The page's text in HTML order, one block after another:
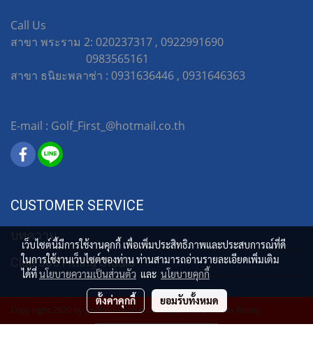
Call Us
สาขา พระราม 2: 020237317 , 0922991690
0983565161
สาขา ธนิยะพลาซ่า : 0931636446 , 0931646363
E-mail : Golf_First_@hotmail.co.th
CUSTOMER SERVICE
บทความ
Club 365 Fitting Studio
Copy right 2020 by golffirst-shop ศูนย์รวมอุปกรณ์กอล์ฟ และ Fitting
เว็บไซต์นี้มีการใช้งานคุกกี้ เพื่อเพิ่มประสิทธิภาพและประสบการณ์ที่ดี
ในการใช้งานเว็บไซต์ของท่าน ท่านสามารถอ่านรายละเอียดเพิ่มเติม
ได้ที่นโยบายความเป็นส่วนตัว และ นโยบายคุกกี้
ตั้งค่าคุกกี้ ยอมรับทั้งหมด